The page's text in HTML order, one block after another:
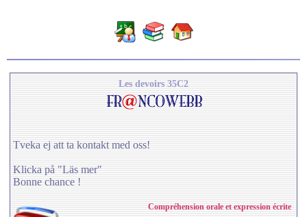
Les devoirs 35C2
Tveka ej att ta kontakt med oss!
Klicka på "Läs mer"
Bonne chance !
Compréhension orale et expression écrite